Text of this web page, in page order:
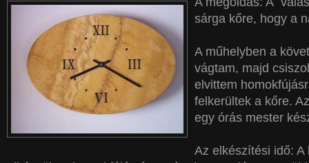
sárga kőre, hogy a
A műhelyben a
vágtam, majd
elvittem
felkerültek a kőre.
egy órás mester
Az elkészítési idő: A